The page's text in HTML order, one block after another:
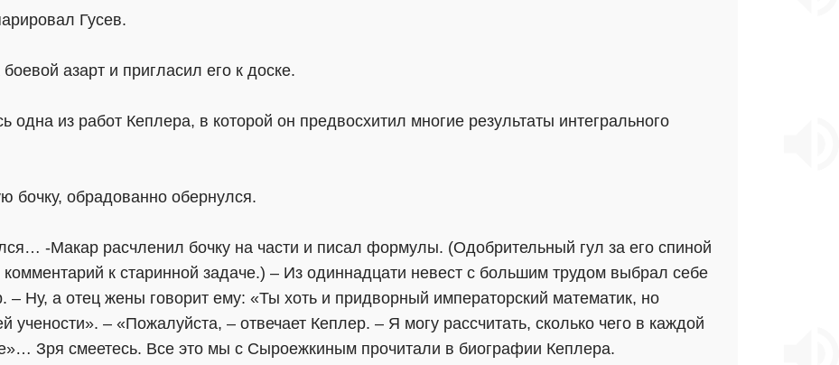
Гусев.
азарт и пригласил его к доске.
одна из работ Кеплера, в которой он предвосхитил многие результаты интегрального
бочку, обрадованно обернулся.
‑Макар расчленил бочку на части и писал формулы. (Одобрительный гул за его спиной
к старинной задаче.) – Из одиннадцати невест с большим трудом выбрал себе
Ну, а отец жены говорит ему: «Ты хоть и придворный императорский математик, но
учености». – «Пожалуйста, – отвечает Кеплер. – Я могу рассчитать, сколько чего в каждой
Зря смеетесь. Все это мы с Сыроежкиным прочитали в биографии Кеплера.